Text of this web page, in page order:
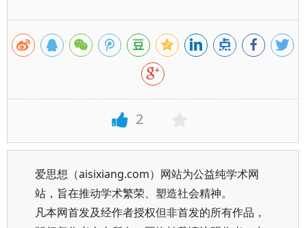
2
爱思想（aisixiang.com）网站为公益纯学术网
站，旨在推动学术繁荣、塑造社会精神。
凡本网首发及经作者授权但非首发的所有作品，